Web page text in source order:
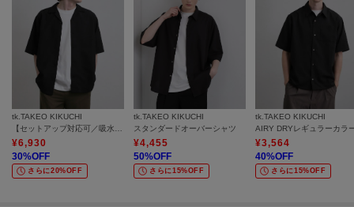
tk.TAKEO KIKUCHI
¥6,930
30%OFF
さらに20%OFF
tk.TAKEO KIKUCHI
スタンダードオーバーシャツ
¥4,455
50%OFF
さらに15%OFF
tk.TAKEO KIKUCHI
¥3,564
40%OFF
さらに15%OFF